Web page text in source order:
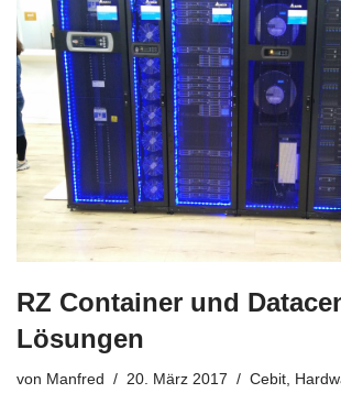
RZ Container und
Lösungen
von Manfred 20. März 2017 Cebit,